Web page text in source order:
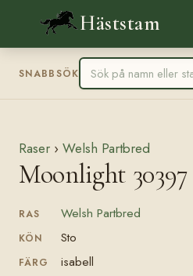
Häststam
SNABBSÖK
Raser › Welsh Partbred
Moonlight 30397
RAS Welsh Partbred
KÖN Sto
FÄRG isabell